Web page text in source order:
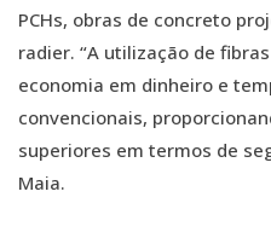
PCHs, obras de concreto
radier. “A utilização de
economia em dinheiro e
convencionais,
superiores em termos de
Maia.